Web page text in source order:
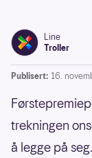
Line
Troller
Publisert: 16.
trekningen
å legge på